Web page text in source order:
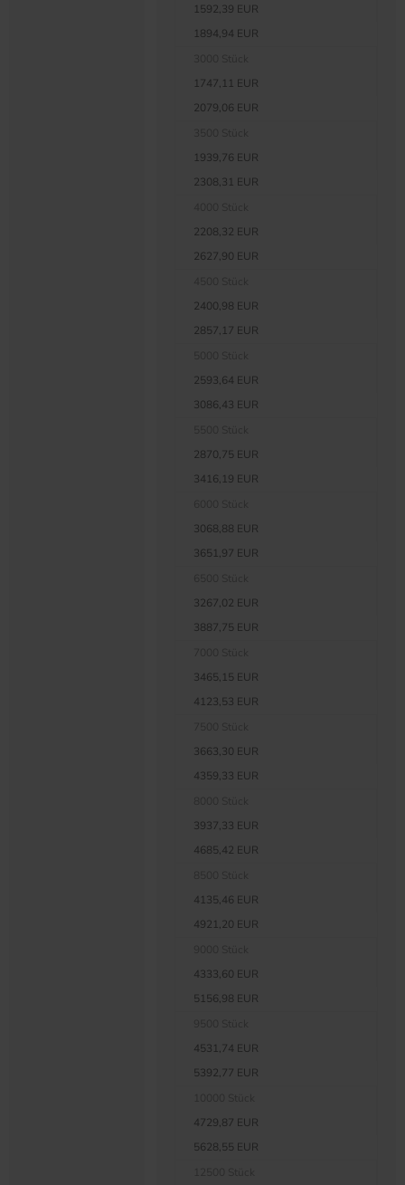
1592,39 EUR
1894,94 EUR
1747,11 EUR
2079,06 EUR
1939,76 EUR
2308,31 EUR
2208,32 EUR
2627,90 EUR
2400,98 EUR
2857,17 EUR
2593,64 EUR
3086,43 EUR
2870,75 EUR
3416,19 EUR
3068,88 EUR
3651,97 EUR
3267,02 EUR
3887,75 EUR
3465,15 EUR
4123,53 EUR
3663,30 EUR
4359,33 EUR
3937,33 EUR
4685,42 EUR
4135,46 EUR
4921,20 EUR
4333,60 EUR
5156,98 EUR
4531,74 EUR
5392,77 EUR
4729,87 EUR
5628,55 EUR